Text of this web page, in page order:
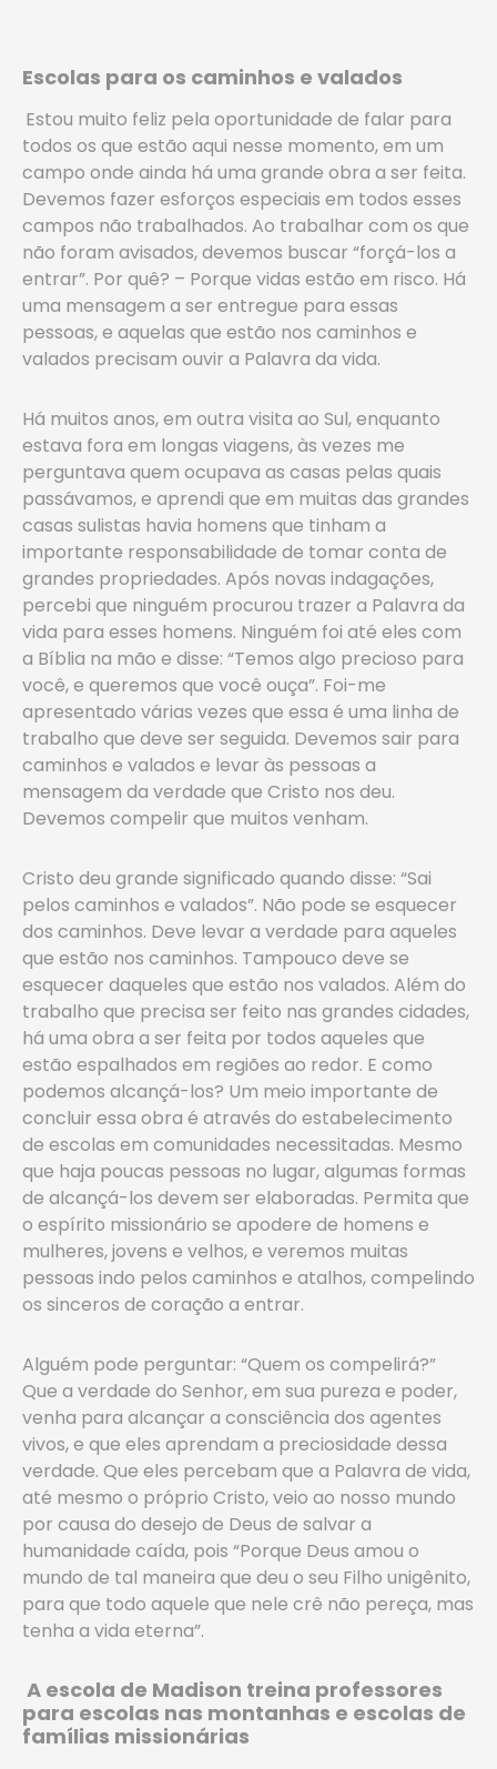
Escolas para os caminhos e valados
Estou muito feliz pela oportunidade de falar para
todos os que estão aqui nesse momento, em um
campo onde ainda há uma grande obra a ser feita.
Devemos fazer esforços especiais em todos esses
campos não trabalhados. Ao trabalhar com os que
não foram avisados, devemos buscar “forçá-los a
entrar”. Por quê? – Porque vidas estão em risco. Há
uma mensagem a ser entregue para essas
pessoas, e aquelas que estão nos caminhos e
valados precisam ouvir a Palavra da vida.
Há muitos anos, em outra visita ao Sul, enquanto
estava fora em longas viagens, às vezes me
perguntava quem ocupava as casas pelas quais
passávamos, e aprendi que em muitas das grandes
casas sulistas havia homens que tinham a
importante responsabilidade de tomar conta de
grandes propriedades. Após novas indagações,
percebi que ninguém procurou trazer a Palavra da
vida para esses homens. Ninguém foi até eles com
a Bíblia na mão e disse: “Temos algo precioso para
você, e queremos que você ouça”. Foi-me
apresentado várias vezes que essa é uma linha de
trabalho que deve ser seguida. Devemos sair para
caminhos e valados e levar às pessoas a
mensagem da verdade que Cristo nos deu.
Devemos compelir que muitos venham.
Cristo deu grande significado quando disse: “Sai
pelos caminhos e valados”. Não pode se esquecer
dos caminhos. Deve levar a verdade para aqueles
que estão nos caminhos. Tampouco deve se
esquecer daqueles que estão nos valados. Além do
trabalho que precisa ser feito nas grandes cidades,
há uma obra a ser feita por todos aqueles que
estão espalhados em regiões ao redor. E como
podemos alcançá-los? Um meio importante de
concluir essa obra é através do estabelecimento
de escolas em comunidades necessitadas. Mesmo
que haja poucas pessoas no lugar, algumas formas
de alcançá-los devem ser elaboradas. Permita que
o espírito missionário se apodere de homens e
mulheres, jovens e velhos, e veremos muitas
pessoas indo pelos caminhos e atalhos, compelindo
os sinceros de coração a entrar.
Alguém pode perguntar: “Quem os compelirá?”
Que a verdade do Senhor, em sua pureza e poder,
venha para alcançar a consciência dos agentes
vivos, e que eles aprendam a preciosidade dessa
verdade. Que eles percebam que a Palavra de vida,
até mesmo o próprio Cristo, veio ao nosso mundo
por causa do desejo de Deus de salvar a
humanidade caída, pois “Porque Deus amou o
mundo de tal maneira que deu o seu Filho unigênito,
para que todo aquele que nele crê não pereça, mas
tenha a vida eterna”.
A escola de Madison treina professores
para escolas nas montanhas e escolas de
famílias missionárias